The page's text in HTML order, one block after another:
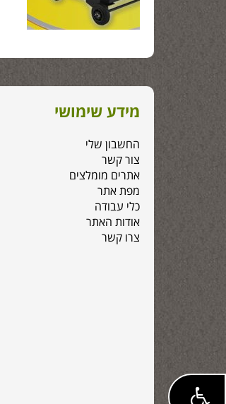
מידע שימושי
החשבון שלי
צור קשר
אתרים מומלצים
מפת אתר
כלי עבודה
אודות האתר
צרו קשר